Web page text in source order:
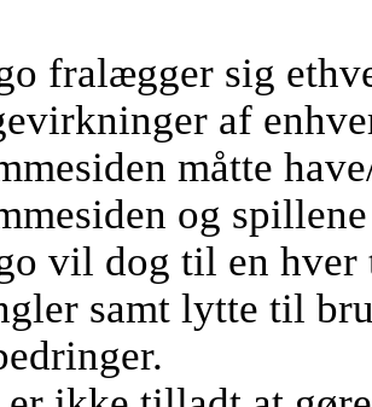
fralægger sig
af
måtte
og
vil dog til en hver
samt lytte til